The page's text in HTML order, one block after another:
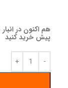
هم اکنون در
پیش خرید کنید